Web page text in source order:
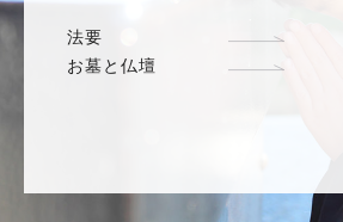
法要
お墓と仏壇